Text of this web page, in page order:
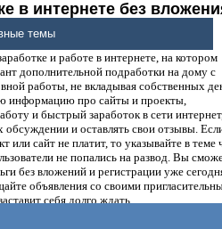
в интернете без
денег.
и работе в интернете, на котором
дополнительной подработки на дому с
работы, не вкладывая собственных
информацию про сайты и проекты,
и быстрый заработок в сети
обсуждении и оставлять свои отзывы.
или сайт не платит, то указывайте в теме
не попались на развод. Вы
без вложений и регистрации уже
объявления со своими
себя долго ждать.
темы